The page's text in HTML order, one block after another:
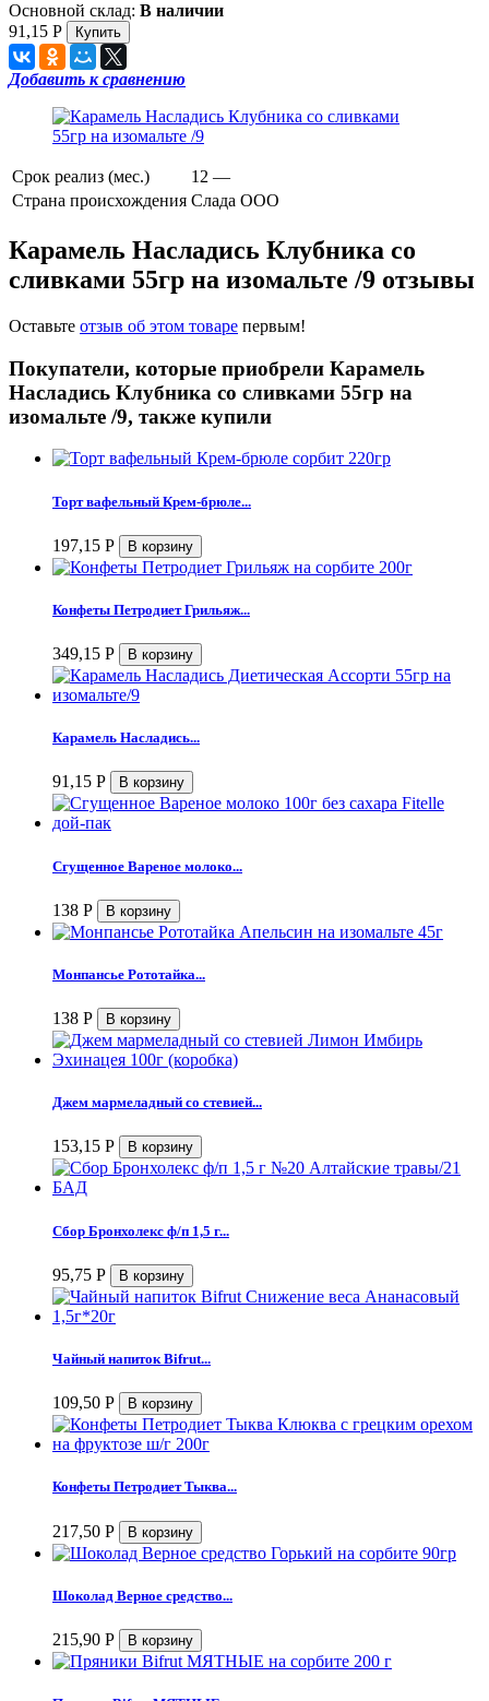
Основной склад: В наличии
91,15 Р
Добавить к сравнению
Срок реализ (мес.)
12 —
Страна происхождения Слада ООО
Карамель Насладись Клубника со
сливками 55гр на изомальте /9 отзывы
Оставьте отзыв об этом товаре первым!
Покупатели, которые приобрели Карамель
Насладись Клубника со сливками 55гр на
изомальте /9, также купили
Торт вафельный Крем-брюле...
197,15 Р
Конфеты Петродиет Грильяж...
349,15 Р
Карамель Насладись...
91,15 Р
Сгущенное Вареное молоко...
138 Р
Монпансье Рототайка...
138 Р
Джем мармеладный со стевией...
153,15 Р
Сбор Бронхолекс ф/п 1,5 г...
95,75 Р
Чайный напиток Bifrut...
109,50 Р
Конфеты Петродиет Тыква...
217,50 Р
Шоколад Верное средство...
215,90 Р